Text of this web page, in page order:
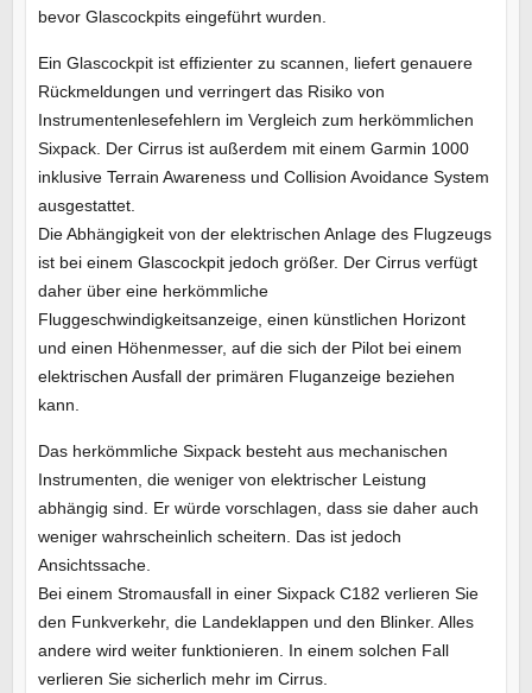
bevor Glascockpits eingeführt wurden.
Ein Glascockpit ist effizienter zu scannen, liefert genauere
Rückmeldungen und verringert das Risiko von
Instrumentenlesefehlern im Vergleich zum herkömmlichen
Sixpack. Der Cirrus ist außerdem mit einem Garmin 1000
inklusive Terrain Awareness und Collision Avoidance System
ausgestattet.
Die Abhängigkeit von der elektrischen Anlage des Flugzeugs
ist bei einem Glascockpit jedoch größer. Der Cirrus verfügt
daher über eine herkömmliche
Fluggeschwindigkeitsanzeige, einen künstlichen Horizont
und einen Höhenmesser, auf die sich der Pilot bei einem
elektrischen Ausfall der primären Fluganzeige beziehen
kann.
Das herkömmliche Sixpack besteht aus mechanischen
Instrumenten, die weniger von elektrischer Leistung
abhängig sind. Er würde vorschlagen, dass sie daher auch
weniger wahrscheinlich scheitern. Das ist jedoch
Ansichtssache.
Bei einem Stromausfall in einer Sixpack C182 verlieren Sie
den Funkverkehr, die Landeklappen und den Blinker. Alles
andere wird weiter funktionieren. In einem solchen Fall
verlieren Sie sicherlich mehr im Cirrus.